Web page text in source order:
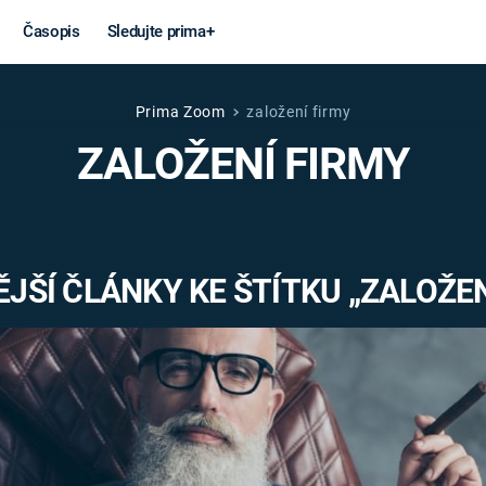
Časopis Sledujte prima+
Věda a
technika
MARS
Války
VÁLEČNÉ
Záhady a
Prima Zoom založení firmy
ZALOŽENÍ FIRMY
ČLÁNKY KE ŠTÍTKU